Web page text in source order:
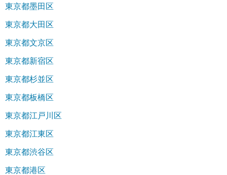
東京都墨田区
東京都大田区
東京都文京区
東京都新宿区
東京都杉並区
東京都板橋区
東京都江戸川区
東京都江東区
東京都渋谷区
東京都港区